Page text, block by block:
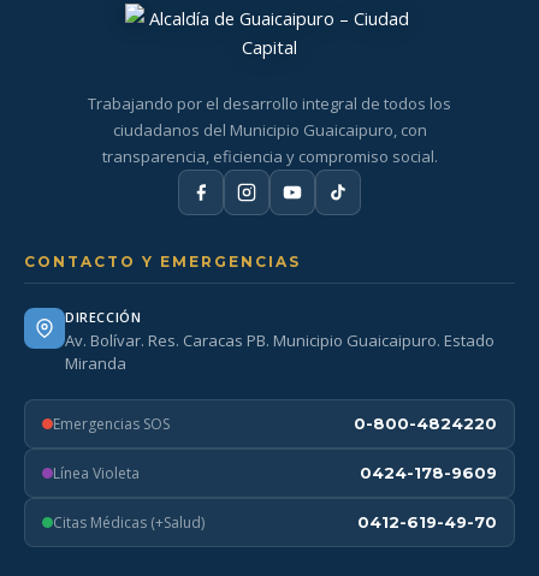
Trabajando por el desarrollo integral de todos los
ciudadanos del Municipio Guaicaipuro, con
transparencia, eficiencia y compromiso social.
CONTACTO Y EMERGENCIAS
DIRECCIÓN
Av. Bolívar. Res. Caracas PB. Municipio Guaicaipuro. Estado
Miranda
Emergencias SOS 0-800-4824220
Línea Violeta 0424-178-9609
Citas Médicas (+Salud) 0412-619-49-70